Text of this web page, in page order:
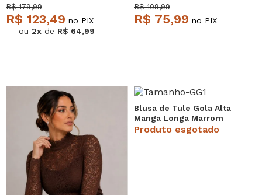
Longa Preto Salvatore
R$ 179,99
R$ 123,49 no PIX
ou 2x de R$ 64,99
R$ 109,99
R$ 75,99 no PIX
Blusa de Tule Gola Alta
Manga Longa Marrom
Salvatore
Produto esgotado